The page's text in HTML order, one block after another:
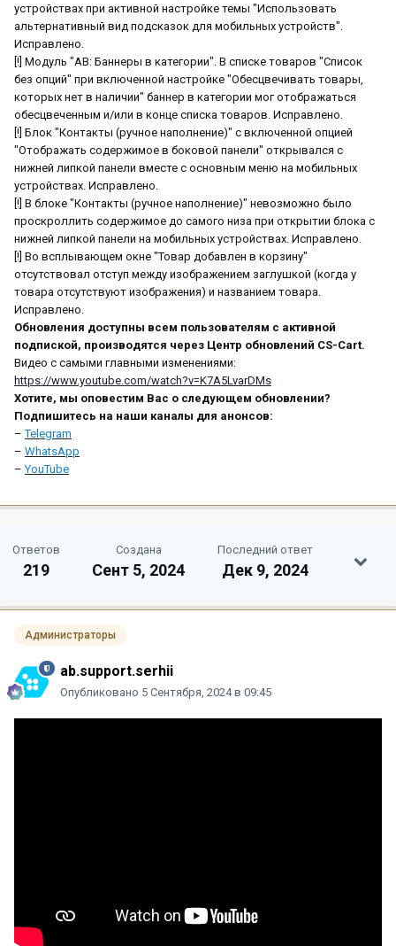
устройствах при активной настройке темы "Использовать
альтернативный вид подсказок для мобильных устройств".
Исправлено.
[!] Модуль "АВ: Баннеры в категории". В списке товаров "Список
без опций" при включенной настройке "Обесцвечивать товары,
которых нет в наличии" баннер в категории мог отображаться
обесцвеченным и/или в конце списка товаров. Исправлено.
[!] Блок "Контакты (ручное наполнение)" с включенной опцией
"Отображать содержимое в боковой панели" открывался с
нижней липкой панели вместе с основным меню на мобильных
устройствах. Исправлено.
[!] В блоке "Контакты (ручное наполнение)" невозможно было
проскроллить содержимое до самого низа при открытии блока с
нижней липкой панели на мобильных устройствах. Исправлено.
[!] Во всплывающем окне "Товар добавлен в корзину"
отсутствовал отступ между изображением заглушкой (когда у
товара отсутствуют изображения) и названием товара.
Исправлено.
Обновления доступны всем пользователям с активной
подпиской, производятся через Центр обновлений CS-Cart.
Видео с самыми главными изменениями:
https://www.youtube.com/watch?v=K7A5LvarDMs
Хотите, мы оповестим Вас о следующем обновлении?
Подпишитесь на наши каналы для анонсов:
–Telegram
– WhatsApp
–YouTube
Ответов
219
Создана
Сент 5, 2024
Последний ответ
Дек 9, 2024
Администраторы
ab.support.serhii
Опубликовано 5 Сентября, 2024 в 09:45